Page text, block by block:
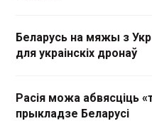
Беларусь на мяжы з
для украінскіх дронаў
Расія можа абвясціць
прыкладзе Беларусі